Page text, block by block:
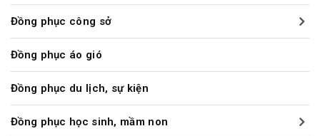
Đồng phục công sở
Đồng phục áo gió
Đồng phục du lịch, sự kiện
Đồng phục học sinh, mầm non